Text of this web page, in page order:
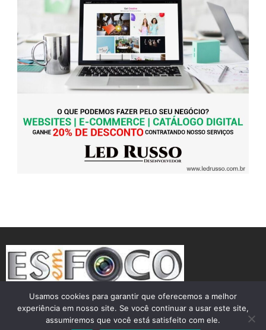
Usamos cookies para garantir que oferecemos a melhor
experiência em nosso site. Se você continuar a usar este site,
assumiremos que você está satisfeito com ele.